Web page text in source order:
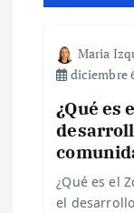
Maria
diciembre
¿Qué es
¿Qué es el
el